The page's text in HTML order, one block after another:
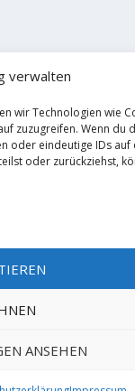
verwalten
wir Technologien wie
zuzugreifen. Wenn du
oder eindeutige IDs
oder zurückziehst,
ANSEHEN